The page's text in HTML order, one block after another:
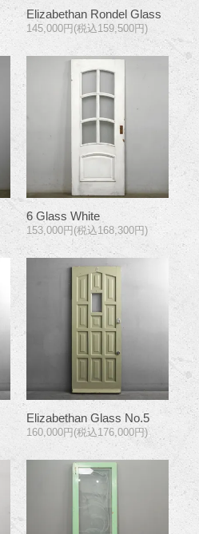
Elizabethan Rondel Glass
145,000円(税込159,500円)
6 Glass White
153,000円(税込168,300円)
Elizabethan Glass No.5
160,000円(税込176,000円)